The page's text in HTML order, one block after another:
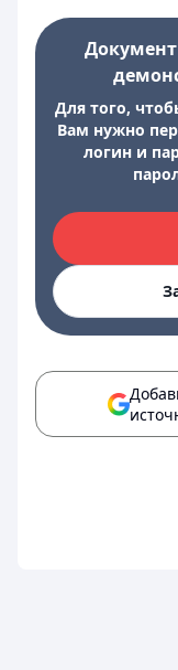
Для того,
Вам нужно
логин и